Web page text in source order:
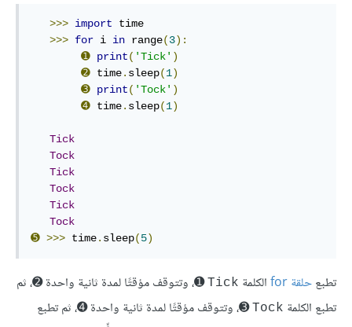
>>> import time
>>> for i in range(3):
➊ print( 'Tick' )
➋ time. sleep(1)
➌ print( 'Tock' )
➍ time. sleep(1)
Tick
Tock
Tick
Tock
Tick
Tock
➎ >>> time. sleep(5)
تطبعحلقة for الكلمة Tick➊، وتتوقف مؤقتًا لمدة ثانية واحدة ➋، ثم
تطبع الكلمة Tock➌، وتتوقف مؤقتًا لمدة ثانية واحدة ➍، ثم تطبع